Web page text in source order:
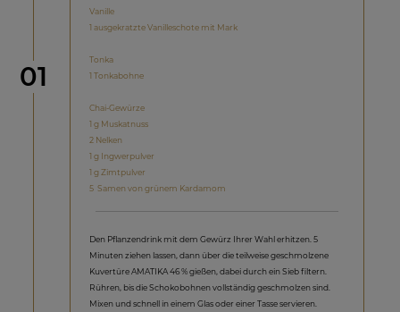
Schritt
01
Vanille
1 ausgekratzte Vanilleschote mit Mark
Tonka
1 Tonkabohne
Chai-Gewürze
1 g Muskatnuss
2 Nelken
1 g Ingwerpulver
1 g Zimtpulver
5 Samen von grünem Kardamom
Den Pflanzendrink mit dem Gewürz Ihrer Wahl erhitzen. 5
Minuten ziehen lassen, dann über die teilweise geschmolzene
Kuvertüre AMATIKA 46 % gießen, dabei durch ein Sieb filtern.
Rühren, bis die Schokobohnen vollständig geschmolzen sind.
Mixen und schnell in einem Glas oder einer Tasse servieren.